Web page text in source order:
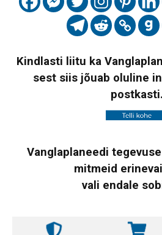
Kindlasti liitu ka
sest siis jõuab oluline
postkasti.
Vanglaplaneedi
mitmeid
vali endale